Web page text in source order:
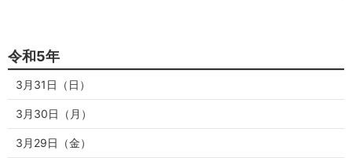
令和5年
3月31日（日）
3月30日（月）
3月29日（金）